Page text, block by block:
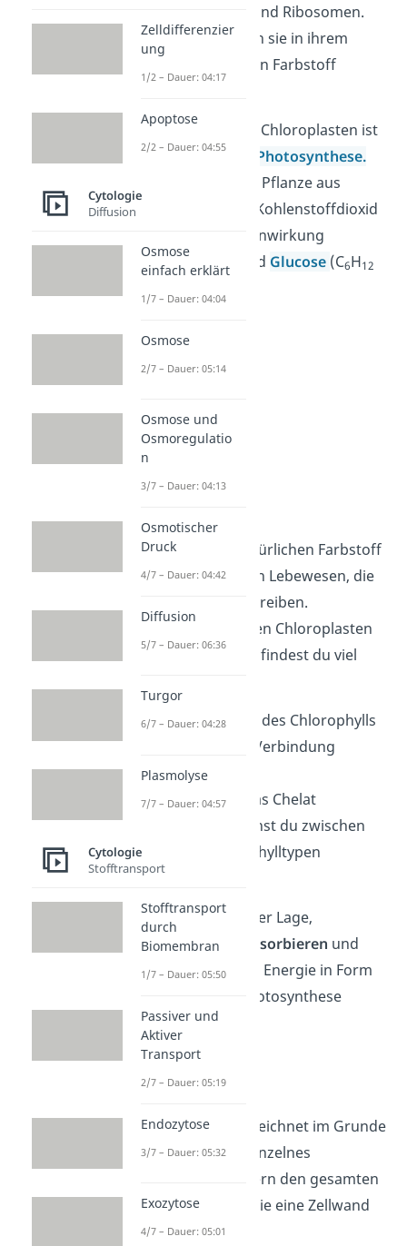
Doppelmembran und Ribosomen.
Außerdem besitzen sie in ihrem
Inneren den grünen Farbstoff
Die Funktion eines Chloroplasten ist
das Betreiben der
Photosynthese.
Durch sie kann die Pflanze aus
Wasser (H
0) und Kohlenstoffdioxid
) unter Lichteinwirkung
Sauerstoff (O 2 ) und Glucose (C6H12
6
Du findest den natürlichen Farbstoff
Chlorophyllin allen Lebewesen, die
Photosynthese betreiben.
Insbesondere in den Chloroplasten
der Pflanzenzellen findest du viel
Die Grundstruktur des Chlorophylls
ist eine komplexe Verbindung
namens Chelat.
Je nachdem, wie das Chelat
aufgebaut ist, kannst du zwischen
mehreren Chlorophylltypen
unterscheiden.
Chlorophyll ist in der Lage,
Lichtenergie
absorbieren und
diese in chemische Energie in Form
für die Photosynthese
umzuwandeln.
Protoplast
EinProtoplast
bezeichnet im Grunde
genommen kein einzelnes
Zellorganell, sondern den gesamten
Inhalt von Zellen, die eine Zellwand
besitzen.
Zelldifferenzier
ung
1/2 – Dauer: 04:17
Apoptose
2/2 – Dauer: 04:55
Cytologie
Diffusion
Osmose
einfach erklärt
1/7 – Dauer: 04:04
Osmose
2/7 – Dauer: 05:14
Osmose und
Osmoregulatio
n
3/7 – Dauer: 04:13
Osmotischer
Druck
4/7 – Dauer: 04:42
Diffusion
5/7 – Dauer: 06:36
Turgor
6/7 – Dauer: 04:28
Plasmolyse
7/7 – Dauer: 04:57
Cytologie
Stofftransport
Stofftransport
durch
Biomembran
1/7 – Dauer: 05:50
Passiver und
Aktiver
Transport
2/7 – Dauer: 05:19
Endozytose
3/7 – Dauer: 05:32
Exozytose
4/7 – Dauer: 05:01